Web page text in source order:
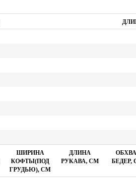
ШИРИНА
КОФТЫ(ПОД
ГРУДЬЮ), СМ
ДЛИНА
РУКАВА, СМ
БЕДЕР,